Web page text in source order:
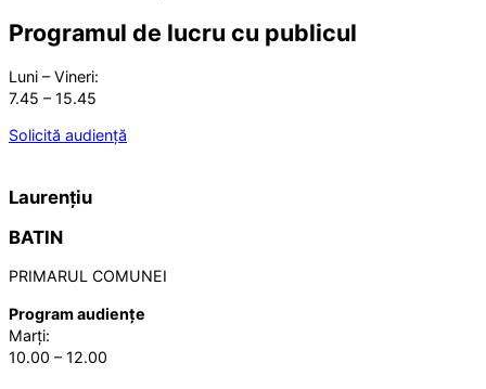
Programul de lucru cu publicul
Luni – Vineri:
7.45 – 15.45
Solicită audiență
Laurențiu
BATIN
PRIMARUL COMUNEI
Program audiențe
Marți:
10.00 – 12.00